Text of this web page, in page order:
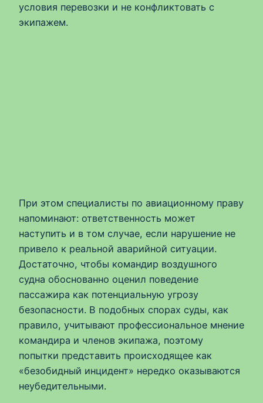
условия перевозки и не конфликтовать с
экипажем.
При этом специалисты по авиационному праву
напоминают: ответственность может
наступить и в том случае, если нарушение не
привело к реальной аварийной ситуации.
Достаточно, чтобы командир воздушного
судна обоснованно оценил поведение
пассажира как потенциальную угрозу
безопасности. В подобных спорах суды, как
правило, учитывают профессиональное мнение
командира и членов экипажа, поэтому
попытки представить происходящее как
«безобидный инцидент» нередко оказываются
неубедительными.